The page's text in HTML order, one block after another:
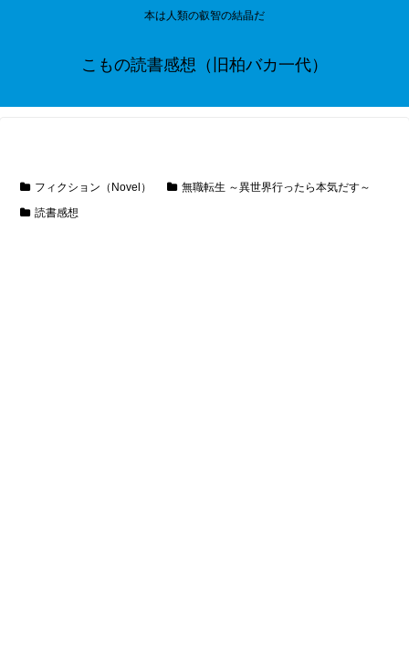
本は人類の叡智の結晶だ
こもの読書感想（旧柏バカ一代）
フィクション（Novel）
無職転生 ～異世界行ったら本気だす～
読書感想